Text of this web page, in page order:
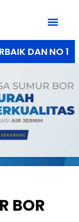
DAN NO 1
BOR